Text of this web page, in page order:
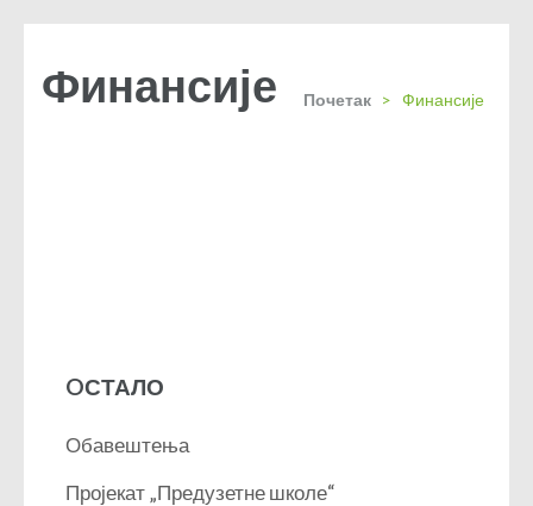
Финансије Почетак > Финансије
OСТАЛО
Обавештења
Пројекат „Предузетне школе“